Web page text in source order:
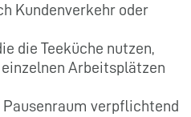
Kundenverkehr oder
die Teeküche nutzen,
Arbeitsplätzen
verpflichtend